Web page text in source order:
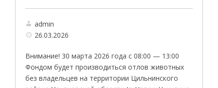
admin
26.03.2026
Внимание! 30 марта 2026 года с 08:00 — 13:00
Фондом будет производиться отлов животных
без владельцев на территории Цильнинского